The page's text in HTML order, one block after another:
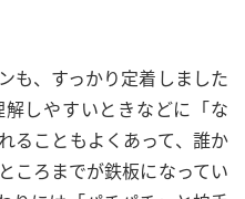
も、すっかり定着しました
しやすいときなどに「な
ることもよくあって、誰か
ころまでが鉄板になってい